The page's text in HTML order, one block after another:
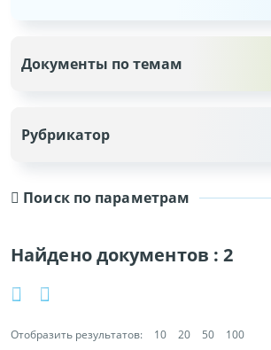
Поиск по параметрам
Найдено документов :2
Отобразить результатов: 10 20 50
100
Документы по темам
Рубрикатор